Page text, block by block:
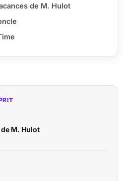
de M. Hulot
M. Hulot